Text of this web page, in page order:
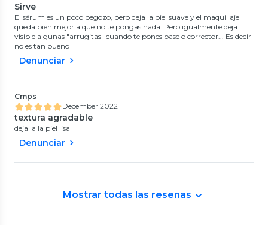
Sirve
El sérum es un poco pegozo, pero deja la piel suave y el maquillaje
queda bien mejor a que no te pongas nada. Pero igualmente deja
visible algunas "arrugitas" cuando te pones base o corrector... Es decir
no es tan bueno
Denunciar
Cmps
December 2022
textura agradable
deja la la piel lisa
Denunciar
Mostrar todas las reseñas